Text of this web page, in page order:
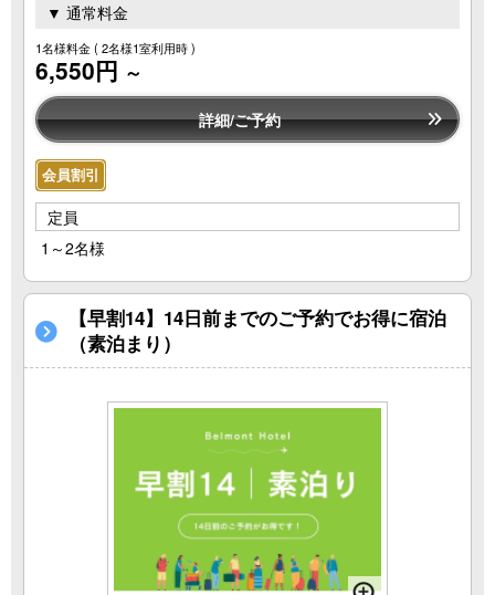
▼ 通常料金
1名様料金( 2名様1室利用時 )
6,550円 ～
詳細/ご予約
会員割引
定員
1～2名様
【早割14】14日前までのご予約でお得に宿泊
（素泊まり）